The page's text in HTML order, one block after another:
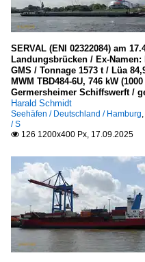
SERVAL (ENI 02322084) am
Landungsbrücken / Ex-
GMS / Tonnage 1573 t / Lüa
MWM TBD484-6U, 746 kW
Germersheimer Schiffswerft /
Harald Schmidt
Seehäfen / Deutschland / Hamburg,
/ S
 126 1200x400 Px, 17.09.2025